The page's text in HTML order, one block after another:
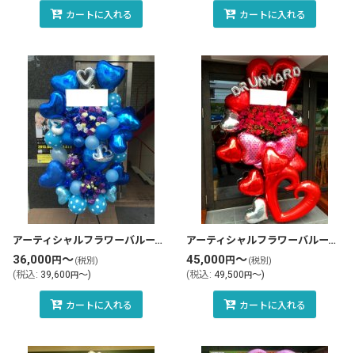
カートに入れる カートに入れる
アーティシャルフラワーバルーンスタンド花・フラスタ(tlb-fbs57-zo)
36,000円～(税別)
(税込: 39,600 円～)
カートに入れる
アーティシャルフラワーバルーンスタンド花・フラスタ(tlb-fbs48-zo)
45,000円～(税別)
(税込: 49,500 円～)
カートに入れる